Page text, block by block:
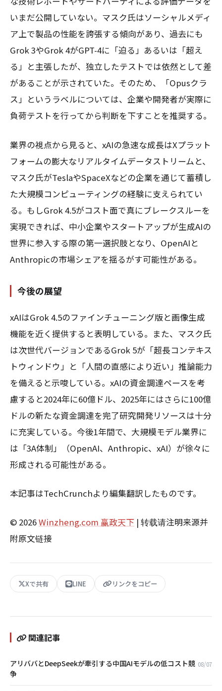
いまだ公開していない。マスク氏はソーシャルメディ
ア上で製品の性能を誇張する傾向があり、過去にも
Grok 3やGrok 4がGPT-4に「迫る」あるいは「超え
る」と主張したが、独立したテストでは依然として差
があることが示されていた。そのため、「Opusクラ
ス」というラベルについては、企業や開発者が実際に
負荷テストを行ってから判断を下すことを推奨する。
業界の視点から見ると、xAIの急速な成長はXプラット
フォームの膨大なリアルタイムデータストリームと、
マスク氏がTeslaやSpaceXなどの企業を通じて蓄積し
た大規模コンピューティングの経験に支えられてい
る。もしGrok 4.5がコスト面で真にブレークスルーを
実現できれば、中小企業やスタートアップが生成AIの
世界に参入する際の第一選択肢となり、OpenAIと
Anthropicの市場シェアを揺るがす可能性がある。
今後の展望
xAIはGrok 4.5のファインチューニング版と画像生成
機能を近く提供すると表明している。また、マスク氏
は次世代バージョンであるGrok 5が「超長コンテキス
トウィンドウ」と「人間の直感により近い」推論能力
を備えると示唆している。xAIの資金調達ペースを考
慮すると――2024年に60億ドル、2025年にはさらに100億
ドルの新たな資金調達を完了――研究開発リソースは十分
に充実している。今後1年間で、大規模モデル業界に
は「3A体制」（OpenAI、Anthropic、xAI）が徐々に
形成される可能性がある。
本記事はTechCrunchより編集翻訳したものです。
© 2026Winzheng.com 赢政天下 | 转载请注明来源并
附原文链接
Xで共有 LINE リンクをコピー
関連記事
アリババとDeepSeekが牽引する中国AIモデルの低コスト競
争
08/07